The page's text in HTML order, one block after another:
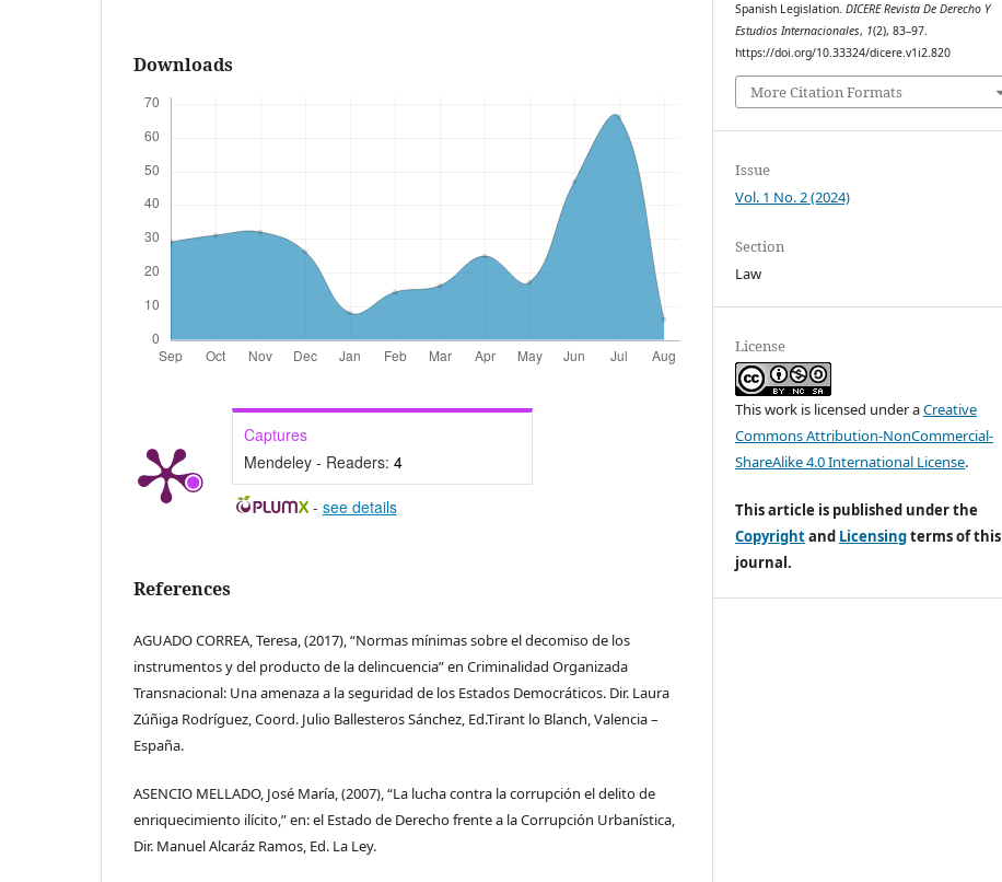
Downloads
Captures
Mendeley - Readers: 4
- see details
References
AGUADO CORREA, Teresa, (2017), “Normas mínimas sobre el decomiso de los
instrumentos y del producto de la delincuencia” en Criminalidad Organizada
Transnacional: Una amenaza a la seguridad de los Estados Democráticos. Dir. Laura
Zúñiga Rodríguez, Coord. Julio Ballesteros Sánchez, Ed.Tirant lo Blanch, Valencia –
España.
ASENCIO MELLADO, José María, (2007), “La lucha contra la corrupción el delito de
enriquecimiento ilícito,” en: el Estado de Derecho frente a la Corrupción Urbanística,
Dir. Manuel Alcaráz Ramos, Ed. La Ley.
Spanish Legislation.DICERE Revista De Derecho Y
Estudios Internacionales, 1(2), 83–97.
https://doi.org/10.33324/dicere.v1i2.820
More Citation Formats
Issue
Vol. 1 No. 2 (2024)
Section
Law
License
This work is licensed under aCreative
Commons Attribution-NonCommercial-
ShareAlike 4.0 International License.
This article is published under the
Copyrightand Licensingterms of this
journal.